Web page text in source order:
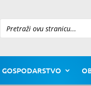
Pretraži
GOSPODARSTVO